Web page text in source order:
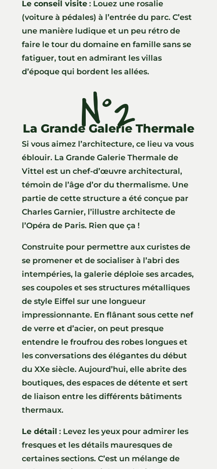
Le conseil visite: Louez une rosalie
(voiture à pédales) à l’entrée du parc. C’est
une manière ludique et un peu rétro de
faire le tour du domaine en famille sans se
fatiguer, tout en admirant les villas
d’époque qui bordent les allées.
N°2
La Grande Galerie Thermale
Si vous aimez l’architecture, ce lieu va vous
éblouir. La Grande Galerie Thermale de
Vittel est un chef-d’œuvre architectural,
témoin de l’âge d’or du thermalisme. Une
partie de cette structure a été conçue par
Charles Garnier, l’illustre architecte de
l’Opéra de Paris. Rien que ça !
Construite pour permettre aux curistes de
se promener et de socialiser à l’abri des
intempéries, la galerie déploie ses arcades,
ses coupoles et ses structures métalliques
de style Eiffel sur une longueur
impressionnante. En flânant sous cette nef
de verre et d’acier, on peut presque
entendre le froufrou des robes longues et
les conversations des élégantes du début
du XXe siècle. Aujourd’hui, elle abrite des
boutiques, des espaces de détente et sert
de liaison entre les différents bâtiments
thermaux.
Le détail : Levez les yeux pour admirer les
fresques et les détails mauresques de
certaines sections. C’est un mélange de